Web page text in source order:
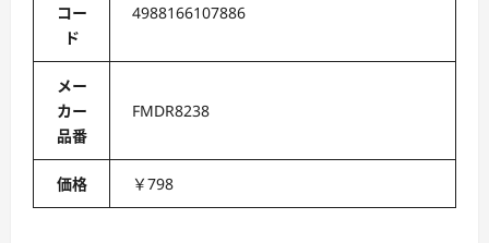
コー
ド
4988166107886
メー
カー
品番
FMDR8238
価格 ￥798